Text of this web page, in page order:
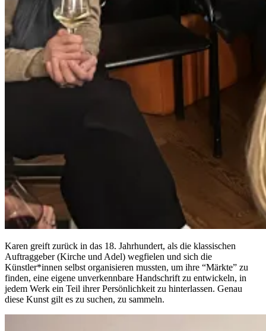
Karen greift zurück in das 18. Jahrhundert, als die klassischen
Auftraggeber (Kirche und Adel) wegfielen und sich die
Künstler*innen selbst organisieren mussten, um ihre “Märkte” zu
finden, eine eigene unverkennbare Handschrift zu entwickeln, in
jedem Werk ein Teil ihrer Persönlichkeit zu hinterlassen. Genau
diese Kunst gilt es zu suchen, zu sammeln.